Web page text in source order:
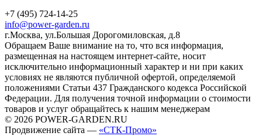
+7 (495) 724-14-25
info@power-garden.ru
г.Москва, ул.Большая Дорогомиловская, д.8
Обращаем Ваше внимание на то, что вся информация,
размещенная на настоящем интернет-сайте, носит
исключительно информационный характер и ни при каких
условиях не являются публичной офертой, определяемой
положениями Статьи 437 Гражданского кодекса Российской
Федерации. Для получения точной информации о стоимости
товаров и услуг обращайтесь к нашим менеджерам
© 2026 POWER-GARDEN.RU
Продвижение сайта — «СТК-Промо»